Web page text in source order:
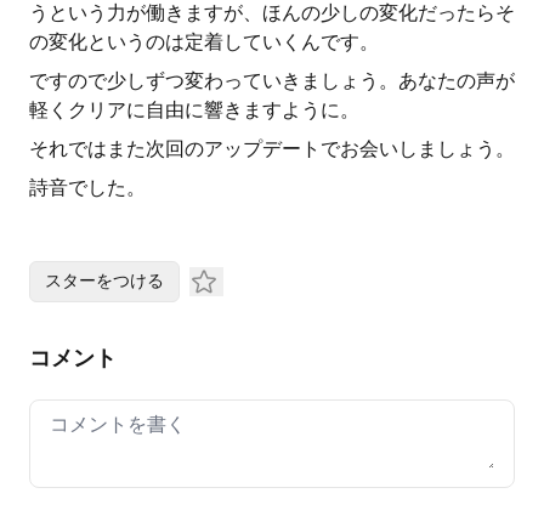
うという力が働きますが、ほんの少しの変化だったらそ
の変化というのは定着していくんです。
ですので少しずつ変わっていきましょう。あなたの声が
軽くクリアに自由に響きますように。
それではまた次回のアップデートでお会いしましょう。
詩音でした。
スターをつける
コメント
Your comment